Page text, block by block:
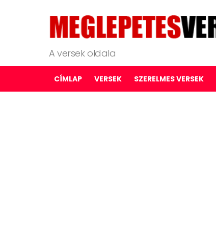
A versek oldala
CÍMLAP VERSEK SZERELMES VERSEK